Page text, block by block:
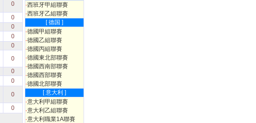
0
0
0
0
0
0
0
0
0
0
·西班牙甲組聯賽
·西班牙乙組聯賽
[ 德国 ]
·德國甲組聯賽
·德國乙組聯賽
·德國丙組聯賽
·德國東北部聯賽
·德國西南部聯賽
·德國西部聯賽
·德國北部聯賽
[ 意大利 ]
·意大利甲組聯賽
·意大利乙組聯賽
·意大利職業1A聯賽